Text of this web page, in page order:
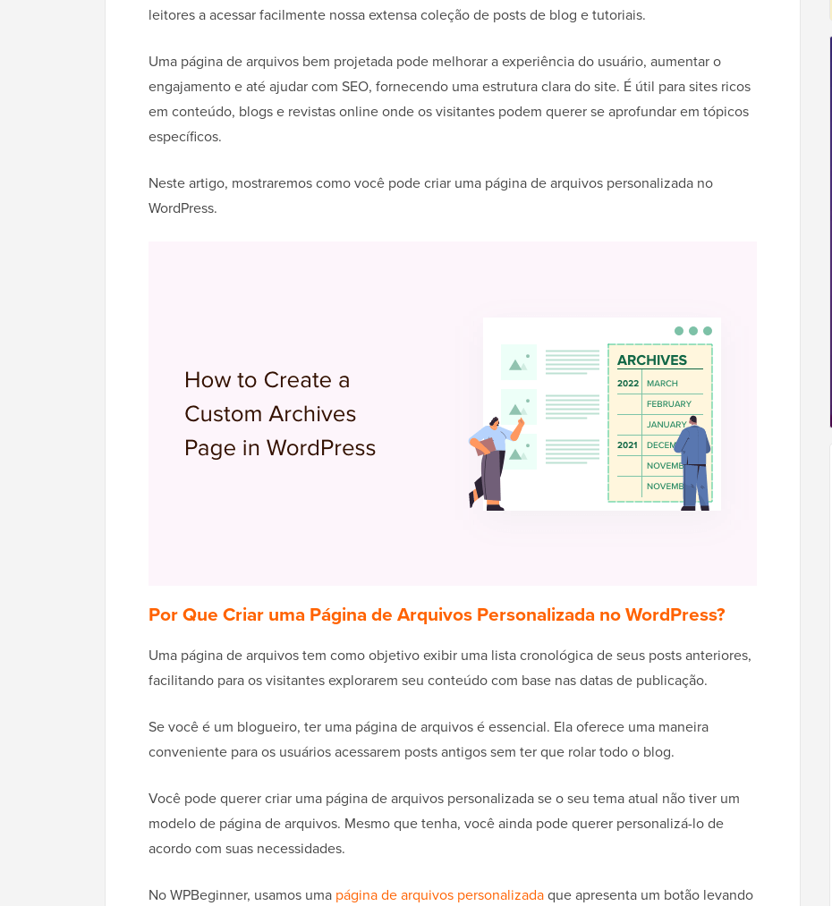
leitores a acessar facilmente nossa extensa coleção de posts de blog e tutoriais.
Uma página de arquivos bem projetada pode melhorar a experiência do usuário, aumentar o
engajamento e até ajudar com SEO, fornecendo uma estrutura clara do site. É útil para sites ricos
em conteúdo, blogs e revistas online onde os visitantes podem querer se aprofundar em tópicos
específicos.
Neste artigo, mostraremos como você pode criar uma página de arquivos personalizada no
WordPress.
Por Que Criar uma Página de Arquivos Personalizada no WordPress?
Uma página de arquivos tem como objetivo exibir uma lista cronológica de seus posts anteriores,
facilitando para os visitantes explorarem seu conteúdo com base nas datas de publicação.
Se você é um blogueiro, ter uma página de arquivos é essencial. Ela oferece uma maneira
conveniente para os usuários acessarem posts antigos sem ter que rolar todo o blog.
Você pode querer criar uma página de arquivos personalizada se o seu tema atual não tiver um
modelo de página de arquivos. Mesmo que tenha, você ainda pode querer personalizá-lo de
acordo com suas necessidades.
No WPBeginner, usamos uma página de arquivos personalizadaque apresenta um botão levando